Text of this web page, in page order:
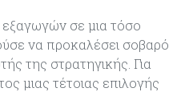
σε μια τόσο
να προκαλέσει σοβαρό
της στρατηγικής. Για
μιας τέτοιας επιλογής